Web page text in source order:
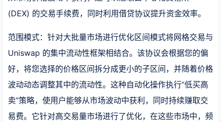
(DEX) 的交易手续费，同时利用借贷协议提升资金效率。
范围模式：针对大批量市场进行优化区间模式将网格交易与
Uniswap 的集中流动性框架相结合。该协议会根据您的偏
好，将您选择的价格区间拆分成更小的子区间，并随着价格
波动动态调整其中的流动性。这种自动化操作执行“低买高
卖”策略，使用户能够从市场波动中获利，同时持续赚取交
易费。它针对高交易量市场进行了优化，在这些市场中，频